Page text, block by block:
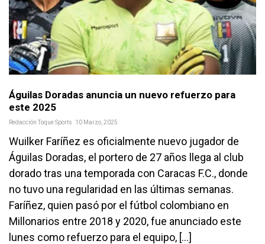
Águilas Doradas anuncia un nuevo refuerzo para
este 2025
Redacción Toque Sports 10 Marzo, 2025
Wuilker Faríñez es oficialmente nuevo jugador de
Águilas Doradas, el portero de 27 años llega al club
dorado tras una temporada con Caracas F.C., donde
no tuvo una regularidad en las últimas semanas.
Faríñez, quien pasó por el fútbol colombiano en
Millonarios entre 2018 y 2020, fue anunciado este
lunes como refuerzo para el equipo, […]